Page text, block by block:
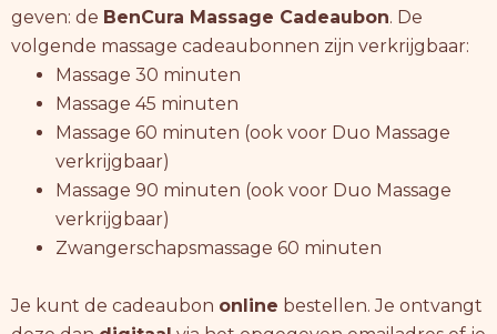
geven: de BenCura Massage Cadeaubon. De
volgende massage cadeaubonnen zijn verkrijgbaar:
Massage 30 minuten
Massage 45 minuten
Massage 60 minuten (ook voor Duo Massage
verkrijgbaar)
Massage 90 minuten (ook voor Duo Massage
verkrijgbaar)
Zwangerschapsmassage 60 minuten
Je kunt de cadeaubon online bestellen. Je ontvangt